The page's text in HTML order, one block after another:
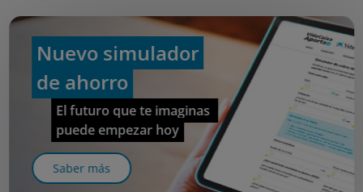
Nuevo simulador
de ahorro
El futuro que te imaginas
puede empezar hoy
Saber más